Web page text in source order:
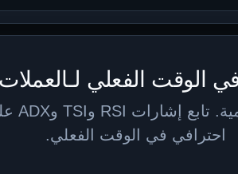
احترافي في الوقت الفعلي.